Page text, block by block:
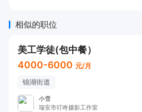
不用过度精修失真；
队节奏；
5、有食品/养生品类拍摄经验者
作品。
相似的职位
美工学徒(包中餐）
4000-6000 元/月
锦湖街道
小雪
瑞安市叮咚摄影工作室